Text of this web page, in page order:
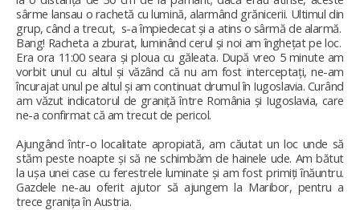
sârme lansau o rachetă cu lumină, alarmând grănicerii. Ultimul din
grup, când a trecut, s-a împiedecat și a atins o sârmă de alarmă.
Bang! Racheta a zburat, luminând cerul și noi am înghețat pe loc.
Era ora 11:00 seara și ploua cu găleata. După vreo 5 minute am
vorbit unul cu altul și văzând că nu am fost interceptați, ne-am
încurajat unul pe altul și am continuat drumul în Iugoslavia. Curând
am văzut indicatorul de graniță între România și Iugoslavia, care
ne-a confirmat că am trecut de pericol.
Ajungând într-o localitate apropiată, am căutat un loc unde să
stăm peste noapte și să ne schimbăm de hainele ude. Am bătut
la ușa unei case cu ferestrele luminate și am fost primiți înăuntru.
Gazdele ne-au oferit ajutor să ajungem la Maribor, pentru a
trece granița în Austria.